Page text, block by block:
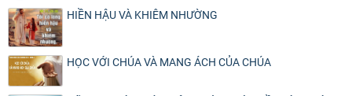
HIỀN HẬU VÀ KHIÊM NHƯỜNG
HỌC VỚI CHÚA VÀ MANG ÁCH CỦA CHÚA